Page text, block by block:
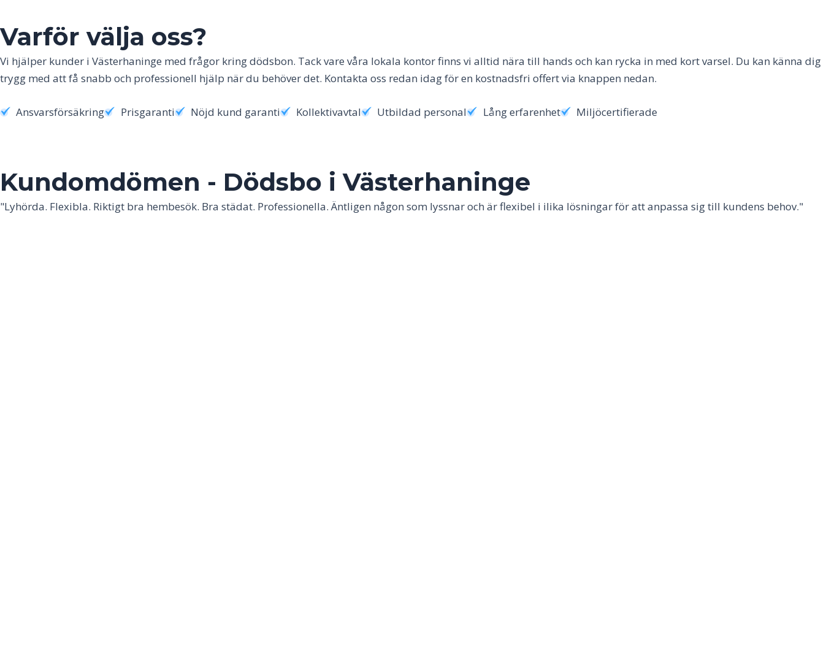
Varför välja oss?
Vi hjälper kunder i Västerhaninge med frågor kring dödsbon. Tack vare våra lokala kontor finns vi alltid nära till hands och kan rycka in med kort varsel. Du kan känna dig
trygg med att få snabb och professionell hjälp när du behöver det. Kontakta oss redan idag för en kostnadsfri offert via knappen nedan.
Ansvarsförsäkring Prisgaranti Nöjd kund garanti Kollektivavtal Utbildad personal Lång erfarenhet Miljöcertifierade
Kundomdömen - Dödsbo iVästerhaninge
"Lyhörda. Flexibla. Riktigt bra hembesök. Bra städat. Professionella. Äntligen någon som lyssnar och är flexibel i ilika lösningar för att anpassa sig till kundens behov."